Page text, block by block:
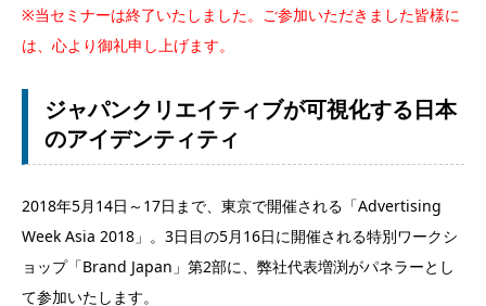
※当セミナーは終了いたしました。ご参加いただきました皆様に
は、心より御礼申し上げます。
ジャパンクリエイティブが可視化する日本
のアイデンティティ
2018年5月14日～17日まで、東京で開催される「Advertising
Week Asia 2018」。3日目の5月16日に開催される特別ワークシ
ョップ「Brand Japan」第2部に、弊社代表増渕がパネラーとし
て参加いたします。